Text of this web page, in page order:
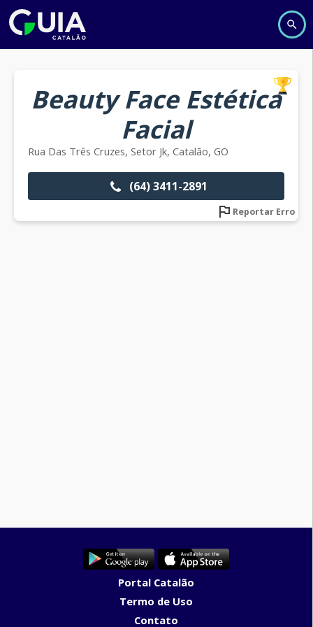
Beauty Face Estética
Facial
Rua Das Três Cruzes, Setor Jk, Catalão, GO
(64) 3411-2891
Reportar Erro
Portal Catalão
Termo de Uso
Contato